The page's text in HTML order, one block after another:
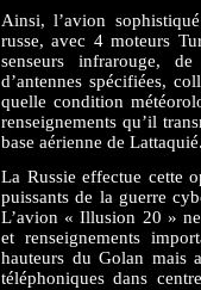
Ainsi, l’avion
russe, avec 4 moteurs
senseurs infrarouge,
d’antennes spécifiées,
quelle condition
renseignements qu’il
base aérienne de
La Russie effectue cette
puissants de la guerre
L’avion « Illusion 20 »
et renseignements
hauteurs du Golan mais
téléphoniques dans